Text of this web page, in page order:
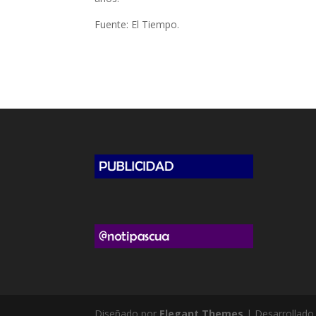
Fuente: El Tiempo.
Diseñado por Elegant Themes |